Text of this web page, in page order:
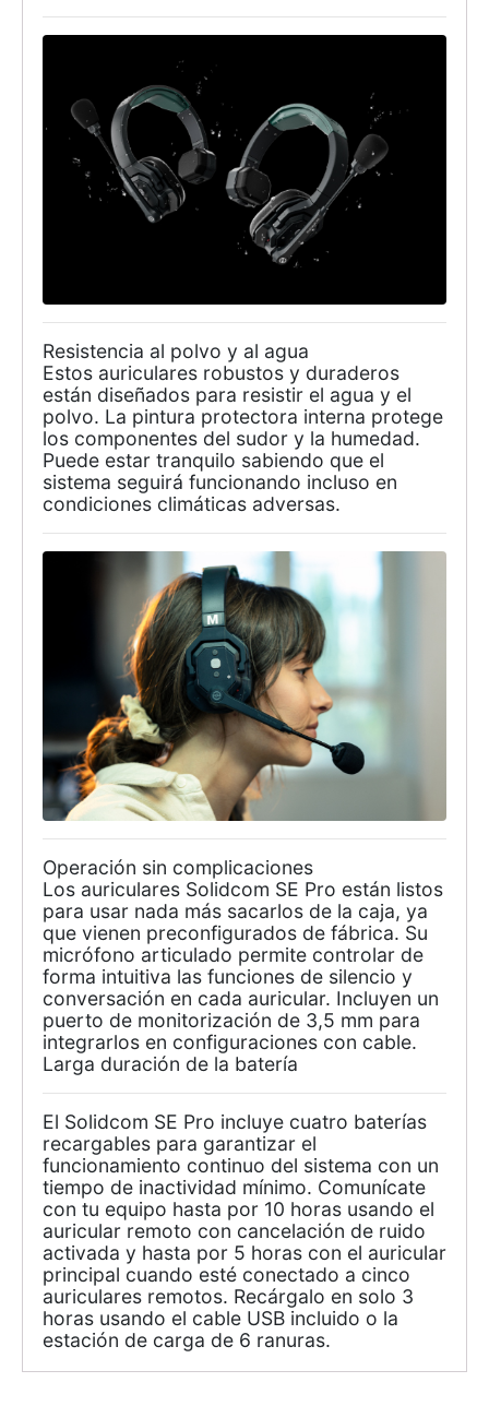
Resistencia al polvo y al agua
Estos auriculares robustos y duraderos
están diseñados para resistir el agua y el
polvo. La pintura protectora interna protege
los componentes del sudor y la humedad.
Puede estar tranquilo sabiendo que el
sistema seguirá funcionando incluso en
condiciones climáticas adversas.
Operación sin complicaciones
Los auriculares Solidcom SE Pro están listos
para usar nada más sacarlos de la caja, ya
que vienen preconfigurados de fábrica. Su
micrófono articulado permite controlar de
forma intuitiva las funciones de silencio y
conversación en cada auricular. Incluyen un
puerto de monitorización de 3,5 mm para
integrarlos en configuraciones con cable.
Larga duración de la batería
El Solidcom SE Pro incluye cuatro baterías
recargables para garantizar el
funcionamiento continuo del sistema con un
tiempo de inactividad mínimo. Comunícate
con tu equipo hasta por 10 horas usando el
auricular remoto con cancelación de ruido
activada y hasta por 5 horas con el auricular
principal cuando esté conectado a cinco
auriculares remotos. Recárgalo en solo 3
horas usando el cable USB incluido o la
estación de carga de 6 ranuras.